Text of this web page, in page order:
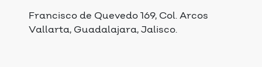
Francisco de Quevedo 169, Col. Arcos
Vallarta, Guadalajara, Jalisco.